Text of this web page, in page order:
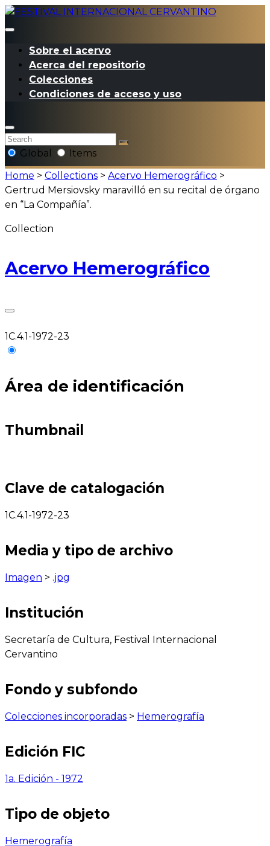
Sobre el acervo
Acerca del repositorio
Colecciones
Condiciones de acceso y uso
Global
Items
Home > Collections > Acervo Hemerográfico >
Gertrud Mersiovsky maravilló en su recital de órgano
en “La Compañía”.
Collection
Acervo Hemerográfico
1C.4.1-1972-23
Área de identificación
Thumbnail
Clave de catalogación
1C.4.1-1972-23
Media y tipo de archivo
Imagen > .jpg
Institución
Secretaría de Cultura, Festival Internacional
Cervantino
Fondo y subfondo
Colecciones incorporadas > Hemerografía
Edición FIC
1a. Edición - 1972
Tipo de objeto
Hemerografía